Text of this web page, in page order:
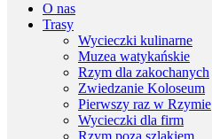
O nas
Trasy
Wycieczki kulinarne
Muzea watykańskie
Rzym dla zakochanych
Zwiedzanie Koloseum
Pierwszy raz w Rzymie
Wycieczki dla firm
Rzym poza szlakiem